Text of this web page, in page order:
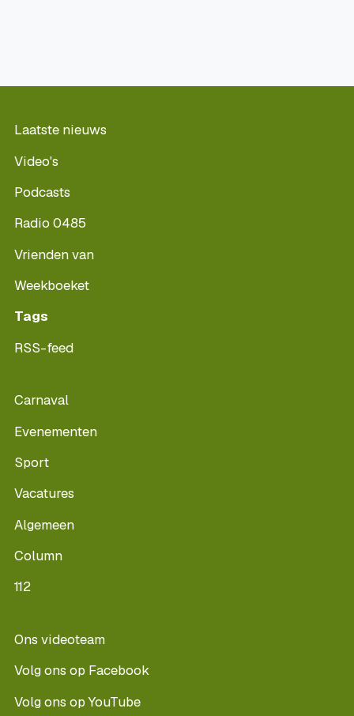
Laatste nieuws
Video's
Podcasts
Radio 0485
Vrienden van
Weekboeket
Tags
RSS-feed
Carnaval
Evenementen
Sport
Vacatures
Algemeen
Column
112
Ons videoteam
Volg ons op Facebook
Volg ons op YouTube